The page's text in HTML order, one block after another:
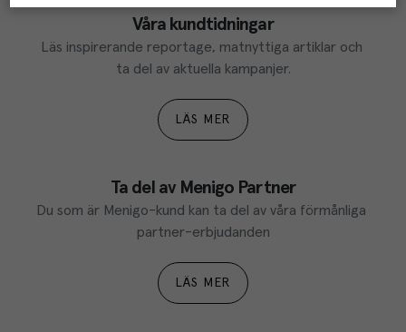
Våra kundtidningar
Läs inspirerande reportage, matnyttiga artiklar och
ta del av aktuella kampanjer.
LÄS MER
Ta del av Menigo Partner
Du som är Menigo-kund kan ta del av våra förmånliga
partner-erbjudanden
LÄS MER